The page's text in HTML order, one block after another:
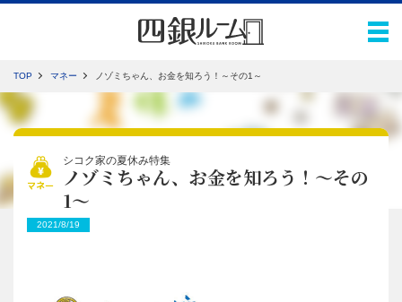
TOP マネー ノゾミちゃん、お金を知ろう！～その1～
マネー
シコク家の夏休み特集
ノゾミちゃん、お金を知ろう！～その
1～
2021/8/19